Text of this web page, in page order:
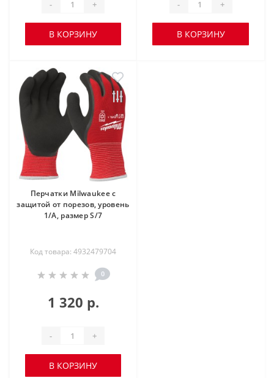
- +
В КОРЗИНУ
- +
В КОРЗИНУ
Перчатки Milwaukee с
защитой от порезов, уровень
1/A, размер S/7
Код товара: 4932479704
0
1 320 р.
- +
В КОРЗИНУ